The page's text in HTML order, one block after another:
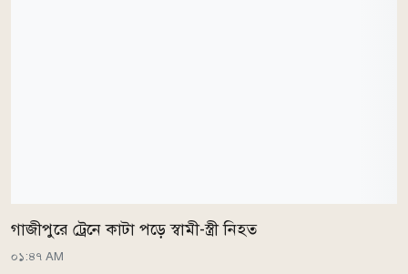
গাজীপুরে ট্রেনে কাটা পড়ে স্বামী-স্ত্রী নিহত
০১:৪৭ AM